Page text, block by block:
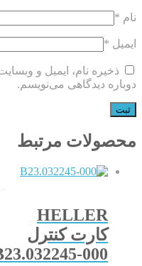
نام *
ایمیل *
ذخیره نام، ایمیل و
دوباره دیدگاهی می‌نویسم.
محصولات مرتبط
HELLER
کارت کنترل
000